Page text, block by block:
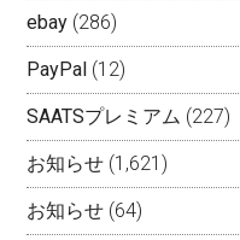
ebay (286)
PayPal (12)
SAATSプレミアム (227)
お知らせ (1,621)
お知らせ (64)